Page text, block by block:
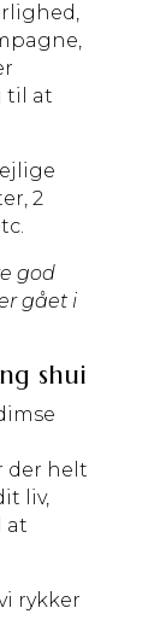
til at
2
god
gået i
shui
der helt
liv,
at
rykker